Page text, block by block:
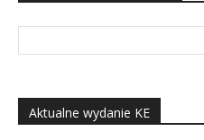
Aktualne wydanie KE